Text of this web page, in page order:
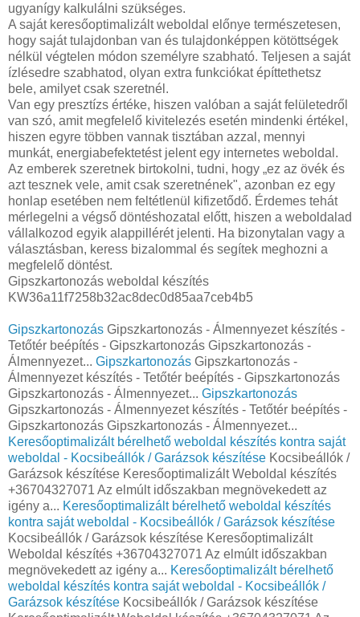
ugyanígy kalkulálni szükséges.
A saját keresőoptimalizált weboldal előnye természetesen,
hogy saját tulajdonban van és tulajdonképpen kötöttségek
nélkül végtelen módon személyre szabható. Teljesen a saját
ízlésedre szabhatod, olyan extra funkciókat építtethetsz
bele, amilyet csak szeretnél.
Van egy presztízs értéke, hiszen valóban a saját felületedről
van szó, amit megfelelő kivitelezés esetén mindenki értékel,
hiszen egyre többen vannak tisztában azzal, mennyi
munkát, energiabefektetést jelent egy internetes weboldal.
Az emberek szeretnek birtokolni, tudni, hogy „ez az övék és
azt tesznek vele, amit csak szeretnének", azonban ez egy
honlap esetében nem feltétlenül kifizetődő. Érdemes tehát
mérlegelni a végső döntéshozatal előtt, hiszen a weboldalad
vállalkozod egyik alappillérét jelenti. Ha bizonytalan vagy a
választásban, keress bizalommal és segítek meghozni a
megfelelő döntést.
Gipszkartonozás weboldal készítés
KW36a11f7258b32ac8dec0d85aa7ceb4b5
Gipszkartonozás Gipszkartonozás - Álmennyezet készítés -
Tetőtér beépítés - Gipszkartonozás Gipszkartonozás -
Álmennyezet... Gipszkartonozás Gipszkartonozás -
Álmennyezet készítés - Tetőtér beépítés - Gipszkartonozás
Gipszkartonozás - Álmennyezet... Gipszkartonozás
Gipszkartonozás - Álmennyezet készítés - Tetőtér beépítés -
Gipszkartonozás Gipszkartonozás - Álmennyezet...
Keresőoptimalizált bérelhető weboldal készítés kontra saját
weboldal - Kocsibeállók / Garázsok készítése Kocsibeállók /
Garázsok készítése Keresőoptimalizált Weboldal készítés
+36704327071 Az elmúlt időszakban megnövekedett az
igény a... Keresőoptimalizált bérelhető weboldal készítés
kontra saját weboldal - Kocsibeállók / Garázsok készítése
Kocsibeállók / Garázsok készítése Keresőoptimalizált
Weboldal készítés +36704327071 Az elmúlt időszakban
megnövekedett az igény a... Keresőoptimalizált bérelhető
weboldal készítés kontra saját weboldal - Kocsibeállók /
Garázsok készítése Kocsibeállók / Garázsok készítése